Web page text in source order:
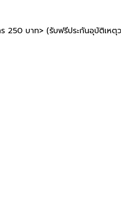
250 บาท> (รับฟรีประกันอุบัติเห